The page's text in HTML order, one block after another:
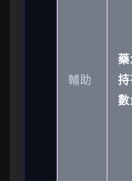
輔助